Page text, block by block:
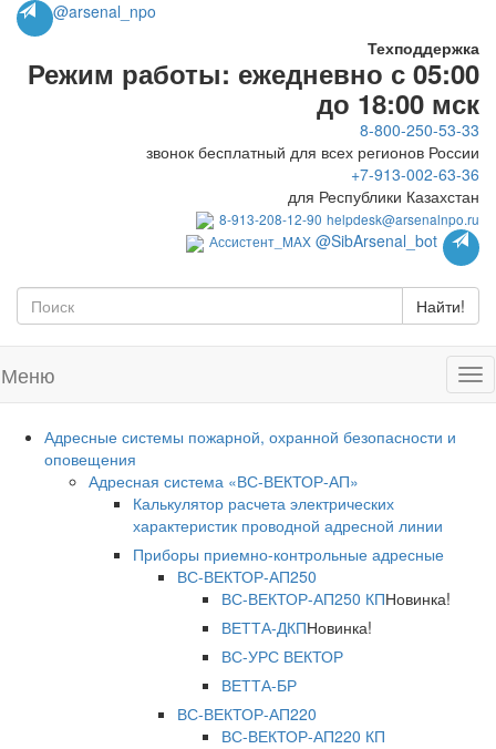
@arsenal_npo
Техподдержка
Режим работы: ежедневно с 05:00
до 18:00 мск
8-800-250-53-33
звонок бесплатный для всех регионов России
+7-913-002-63-36
для Республики Казахстан
8-913-208-12-90 helpdesk@arsenalnpo.ru
Ассистент_MAX @SibArsenal_bot
Найти!
Меню
Адресные системы пожарной, охранной безопасности и
оповещения
Адресная система «ВС-ВЕКТОР-АП»
Калькулятор расчета электрических
характеристик проводной адресной линии
Приборы приемно-контрольные адресные
ВС-ВЕКТОР-АП250
ВС-ВЕКТОР-АП250 КПНовинка!
ВЕТТА-ДКПНовинка!
ВС-УРС ВЕКТОР
ВЕТТА-БР
ВС-ВЕКТОР-АП220
ВС-ВЕКТОР-АП220 КП